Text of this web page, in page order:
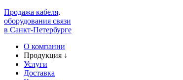
Продажа кабеля,
оборудования связи
в Санкт-Петербурге
О компании
Продукция ↓
Услуги
Доставка